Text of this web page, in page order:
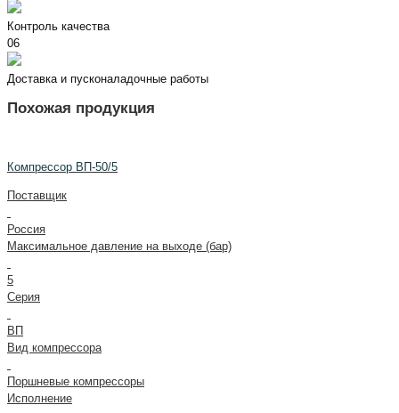
Контроль качества
06
Доставка и пусконаладочные работы
Похожая продукция
Компрессор ВП-50/5
Поставщик
Россия
Максимальное давление на выходе (бар)
5
Серия
ВП
Вид компрессора
Поршневые компрессоры
Исполнение